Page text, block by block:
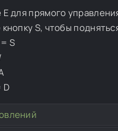
для прямого
S, чтобы
S
D